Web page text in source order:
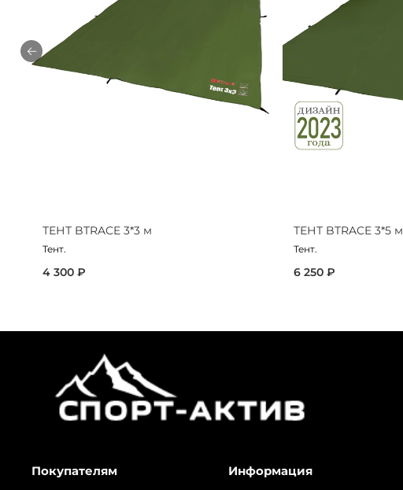
ТЕНТ BTRACE 3*3 м
Тент.
4 300 ₽
ТЕНТ BTRACE 3*5 м
Тент.
6 250 ₽
Покупателям Информация